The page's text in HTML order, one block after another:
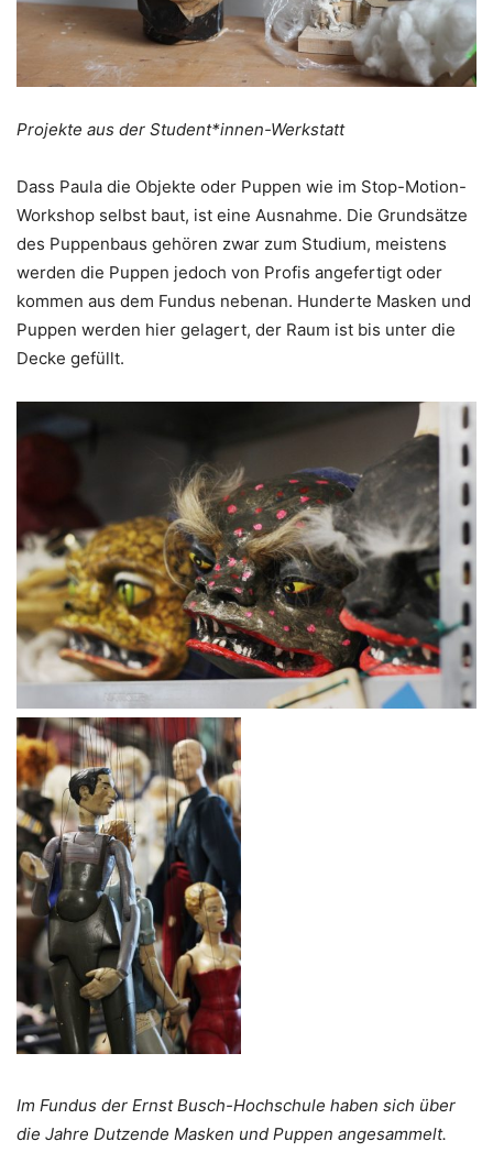
Projekte aus der Student*innen-Werkstatt
Dass Paula die Objekte oder Puppen wie im Stop-Motion-
Workshop selbst baut, ist eine Ausnahme. Die Grundsätze
des Puppenbaus gehören zwar zum Studium, meistens
werden die Puppen jedoch von Profis angefertigt oder
kommen aus dem Fundus nebenan. Hunderte Masken und
Puppen werden hier gelagert, der Raum ist bis unter die
Decke gefüllt.
Im Fundus der Ernst Busch-Hochschule haben sich über
die Jahre Dutzende Masken und Puppen angesammelt.